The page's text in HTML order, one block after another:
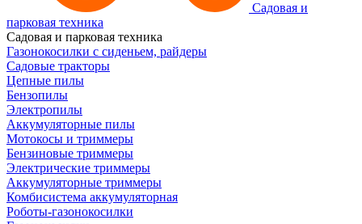
Садовая и
парковая техника
Садовая и парковая техника
Газонокосилки с сиденьем, райдеры
Садовые тракторы
Цепные пилы
Бензопилы
Электропилы
Аккумуляторные пилы
Мотокосы и триммеры
Бензиновые триммеры
Электрические триммеры
Аккумуляторные триммеры
Комбисистема аккумуляторная
Роботы-газонокосилки